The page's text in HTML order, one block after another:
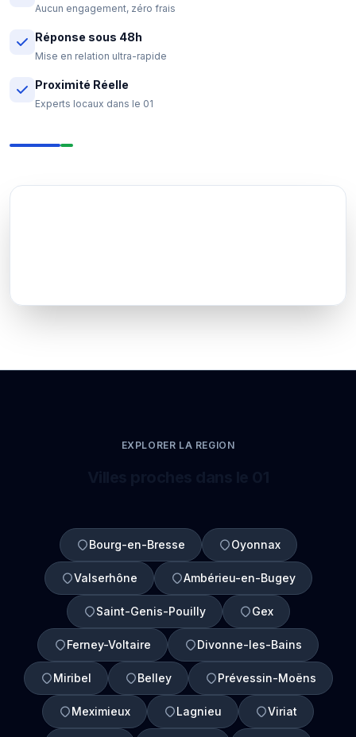
Aucun engagement, zéro frais
Réponse sous 48h
Mise en relation ultra-rapide
Proximité Réelle
Experts locaux dans le 01
EXPLORER LA REGION
Bourg-en-Bresse Oyonnax
Valserhône Ambérieu-en-Bugey
Saint-Genis-Pouilly Gex
Ferney-Voltaire Divonne-les-Bains
Miribel Belley Prévessin-Moëns
Meximieux Lagnieu Viriat